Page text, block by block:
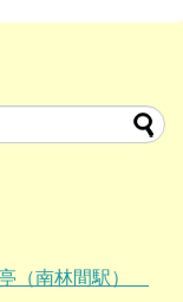
（南林間駅）